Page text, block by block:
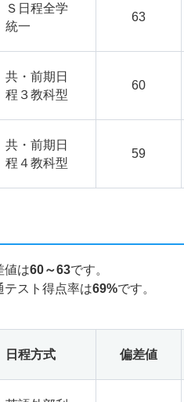
Ｓ日程全学
統一
63
共・前期日
程３教科型
60
共・前期日
程４教科型
59
値は60～63です。
テスト得点率は69%です。
日程方式 偏差値